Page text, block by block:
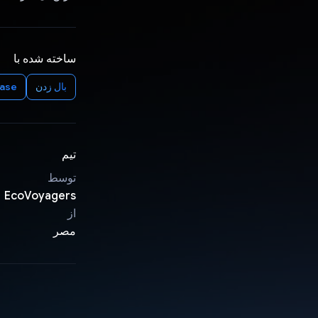
ساخته شده با
بال زدن
تیم
توسط
EcoVoyagers
از
مصر